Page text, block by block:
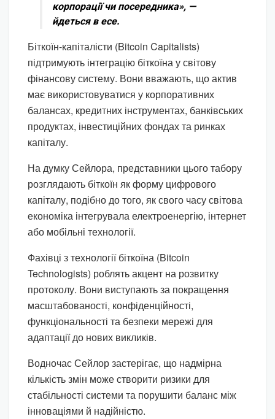
корпорації чи посередника», —
йдеться в есе.
Біткоїн-капіталісти (Bitcoin Capitalists)
підтримують інтеграцію біткоїна у світову
фінансову систему. Вони вважають, що актив
має використовуватися у корпоративних
балансах, кредитних інструментах, банківських
продуктах, інвестиційних фондах та ринках
капіталу.
На думку Сейлора, представники цього табору
розглядають біткоїн як форму цифрового
капіталу, подібно до того, як свого часу світова
економіка інтегрувала електроенергію, інтернет
або мобільні технології.
Фахівці з технології біткоїна (Bitcoin
Technologists) роблять акцент на розвитку
протоколу. Вони виступають за покращення
масштабованості, конфіденційності,
функціональності та безпеки мережі для
адаптації до нових викликів.
Водночас Сейлор застерігає, що надмірна
кількість змін може створити ризики для
стабільності системи та порушити баланс між
інноваціями й надійністю.